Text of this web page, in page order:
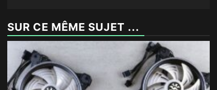
SUR CE MÊME SUJET ...